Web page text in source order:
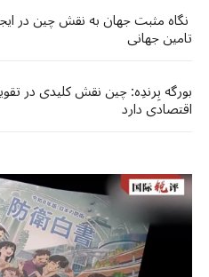
نگاه مثبت جهان به نقش چین در
تامین جهانی
بورگه بِرندِه: چین نقش کلیدی در
اقتصادی دارد